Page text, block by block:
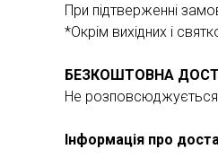
При підтверженні
*Окрім вихідних і
БЕЗКОШТОВНА
Не розповсюджується
Інформація про